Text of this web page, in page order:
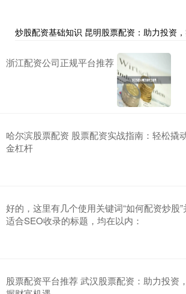
炒股配资基础知识 昆明股票配资：助力投资
浙江配资公司正规平台推荐
哈尔滨股票配资 股票配资实战指南：轻松撬
金杠杆
好的，这里有几个使用关键词“如何配资炒股”
适合SEO收录的标题，均在以内：
股票配资平台推荐 武汉股票配资：助力投资